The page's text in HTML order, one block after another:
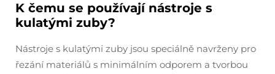
K čemu se používají nástroje s
kulatými zuby?
Nástroje s kulatými zuby jsou speciálně navrženy pro
řezání materiálů s minimálním odporem a tvorbou